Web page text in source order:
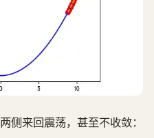
侧来回震荡，甚至不收敛：